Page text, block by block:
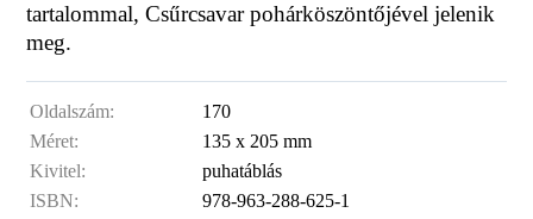
tartalommal, Csűrcsavar pohárköszöntőjével jelenik
meg.
Oldalszám:
170
Méret:
135 x 205 mm
Kivitel:
puhatáblás
ISBN:
978-963-288-625-1